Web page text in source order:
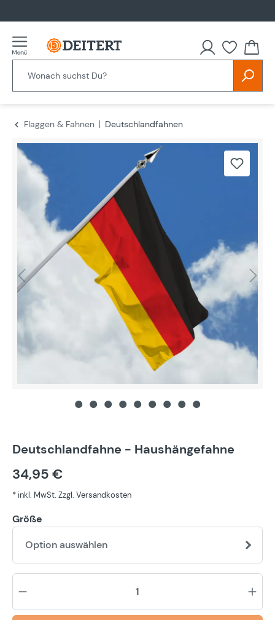
Flaggen & Fahnen
Deutschlandfahnen
Bildergalerie überspringen
Deutschlandfahne - Haushängefahne
34,95 €
* inkl. MwSt. Zzgl. Versandkosten
Größe
Option auswählen